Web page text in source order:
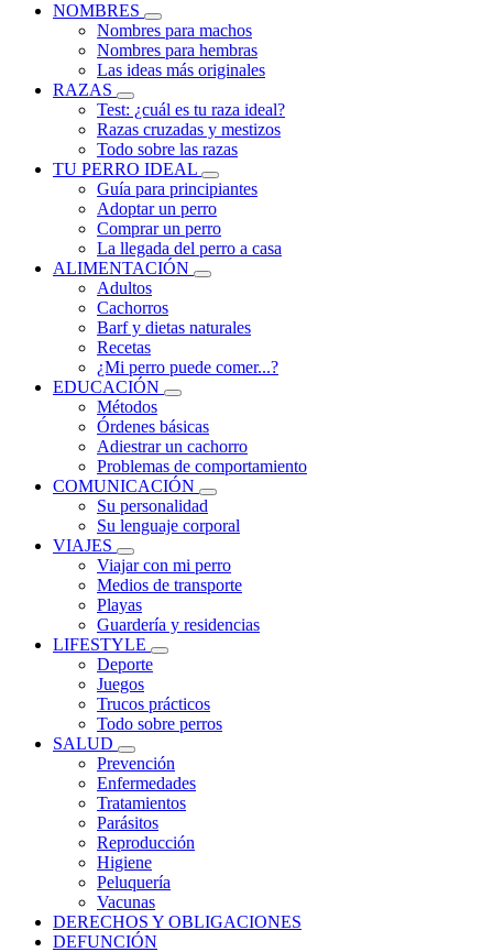
NOMBRES
Nombres para machos
Nombres para hembras
Las ideas más originales
RAZAS
Test: ¿cuál es tu raza ideal?
Razas cruzadas y mestizos
Todo sobre las razas
TU PERRO IDEAL
Guía para principiantes
Adoptar un perro
Comprar un perro
La llegada del perro a casa
ALIMENTACIÓN
Adultos
Cachorros
Barf y dietas naturales
Recetas
¿Mi perro puede comer...?
EDUCACIÓN
Métodos
Órdenes básicas
Adiestrar un cachorro
Problemas de comportamiento
COMUNICACIÓN
Su personalidad
Su lenguaje corporal
VIAJES
Viajar con mi perro
Medios de transporte
Playas
Guardería y residencias
LIFESTYLE
Deporte
Juegos
Trucos prácticos
Todo sobre perros
SALUD
Prevención
Enfermedades
Tratamientos
Parásitos
Reproducción
Higiene
Peluquería
Vacunas
DERECHOS Y OBLIGACIONES
DEFUNCIÓN